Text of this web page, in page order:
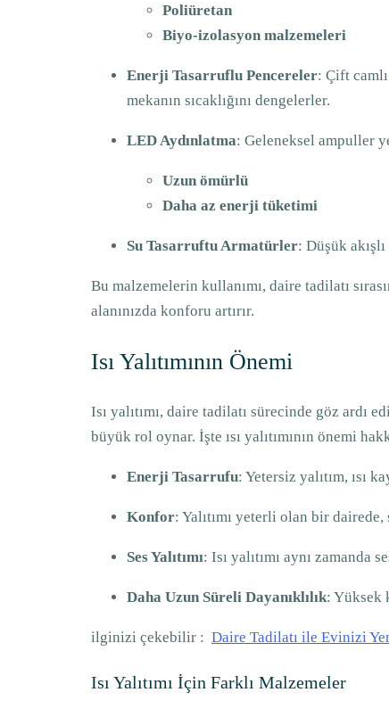
Poliüretan
Biyo-izolasyon malzemeleri
Enerji Tasarruflu Pencereler: Çift
mekanın sıcaklığını dengelerler.
LED Aydınlatma: Geleneksel ampuller
Uzun ömürlü
Daha az enerji tüketimi
Su Tasarruftu Armatürler: Düşük
Bu malzemelerin kullanımı, daire tadilatı
alanınızda konforu artırır.
Isı Yalıtımının Önemi
Isı yalıtımı, daire tadilatı sürecinde göz ardı
büyük rol oynar. İşte ısı yalıtımının önemi
Enerji Tasarrufu: Yetersiz yalıtım, ısı
Konfor: Yalıtımı yeterli olan bir dairede,
Ses Yalıtımı: Isı yalıtımı aynı
Daha Uzun Süreli Dayanıklılık: Yüksek
ilginizi çekebilir : Daire Tadilatı ile Evinizi
Isı Yalıtımı İçin Farklı Malzemeler